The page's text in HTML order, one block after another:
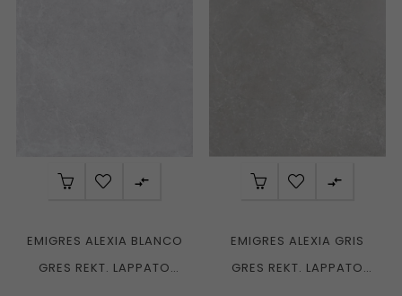

EMIGRES ALEXIA BLANCO
GRES REKT. LAPPATO

EMIGRES ALEXIA GRIS
GRES REKT. LAPPATO